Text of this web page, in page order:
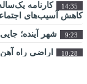
14:35
کارنامه
کاهش آسیب‌های
9:23 شهر آینده؛
10:28 اراضی راه
عبور از